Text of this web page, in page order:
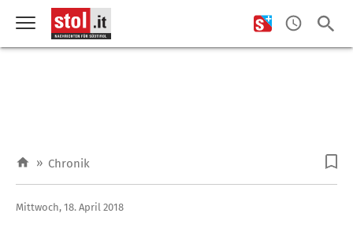
» Chronik
Mittwoch, 18. April 2018